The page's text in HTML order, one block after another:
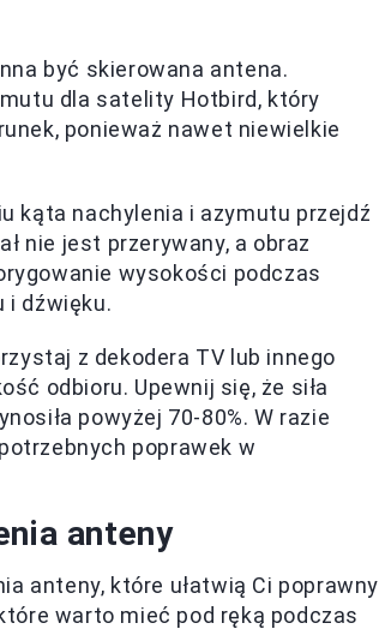
być skierowana antena.
dla satelity Hotbird, który
ponieważ nawet niewielkie
kąta nachylenia i azymutu przejdź
nie jest przerywany, a obraz
wysokości podczas
i dźwięku.
z dekodera TV lub innego
odbioru. Upewnij się, że siła
powyżej 70-80%. W razie
poprawek w
anteny
anteny, które ułatwią Ci
warto mieć pod ręką podczas